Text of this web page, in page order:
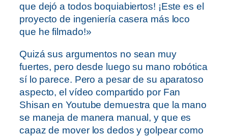
que dejó a todos boquiabiertos! ¡Este es el
proyecto de ingeniería casera más loco
que he filmado!»
Quizá sus argumentos no sean muy
fuertes, pero desde luego su mano robótica
sí lo parece. Pero a pesar de su aparatoso
aspecto, el vídeo compartido por Fan
Shisan en Youtube demuestra que la mano
se maneja de manera manual, y que es
capaz de mover los dedos y golpear como